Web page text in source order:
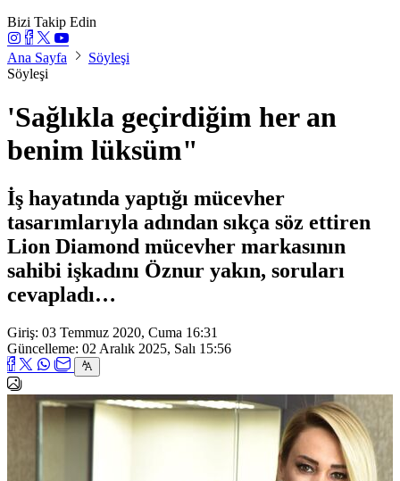
Bizi Takip Edin
Ana Sayfa
Söyleşi
Söyleşi
'Sağlıkla geçirdiğim her an
benim lüksüm"
İş hayatında yaptığı mücevher
tasarımlarıyla adından sıkça söz ettiren
Lion Diamond mücevher markasının
sahibi işkadını Öznur yakın, soruları
cevapladı…
Giriş: 03 Temmuz 2020, Cuma 16:31
Güncelleme: 02 Aralık 2025, Salı 15:56